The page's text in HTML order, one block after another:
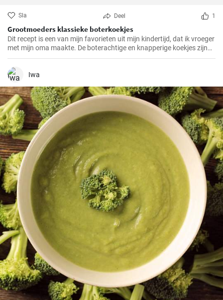
Sla Deel 1
Grootmoeders klassieke boterkoekjes
Dit recept is een van mijn favorieten uit mijn kindertijd, dat ik vroeger
met mijn oma maakte. De boterachtige en knapperige koekjes zijn
niet alleen makkelijk te maken, maar brengen ook diepe
herinneringen terug en maken het tot een speciale traktatie. We
hebben het recept door de jaren heen zorgvuldig verfijnd en hopen
Iwa